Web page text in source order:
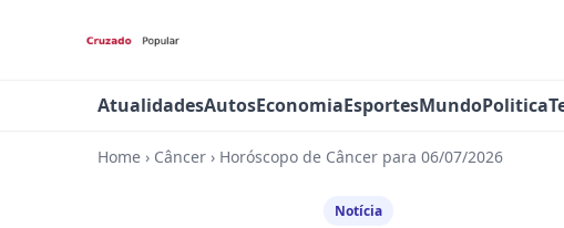
AtualidadesAutosEconomiaEsportesMundoPolitica
Home › Câncer › Horóscopo de Câncer para 06/07/2026
Notícia